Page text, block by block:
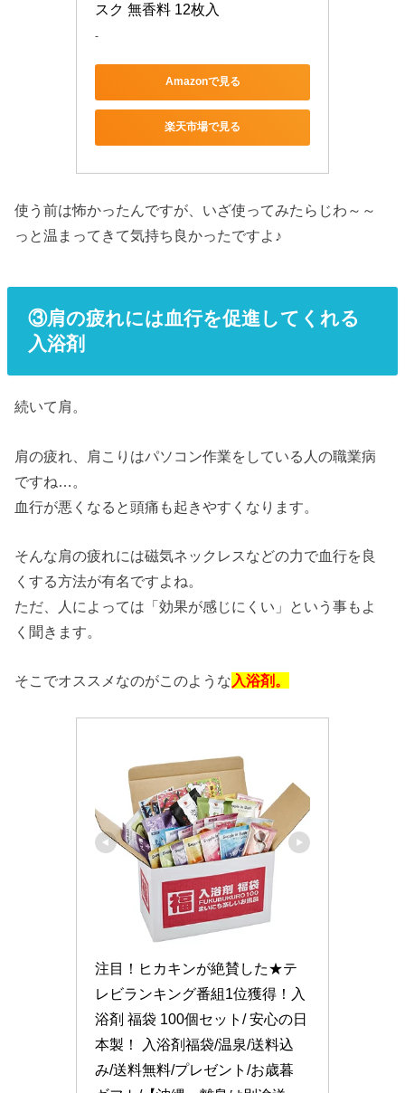
スク 無香料 12枚入
-
Amazonで見る
楽天市場で見る
使う前は怖かったんですが、いざ使ってみたらじわ～～
っと温まってきて気持ち良かったですよ♪
③肩の疲れには血行を促進してくれる
入浴剤
続いて肩。
肩の疲れ、肩こりはパソコン作業をしている人の職業病
ですね…。
血行が悪くなると頭痛も起きやすくなります。
そんな肩の疲れには磁気ネックレスなどの力で血行を良
くする方法が有名ですよね。
ただ、人によっては「効果が感じにくい」という事もよ
く聞きます。
そこでオススメなのがこのような 入浴剤。
注目！ヒカキンが絶賛した★テ
レビランキング番組1位獲得！入
浴剤 福袋 100個セット/ 安心の日
本製！ 入浴剤福袋/温泉/送料込
み/送料無料/プレゼント/お歳暮